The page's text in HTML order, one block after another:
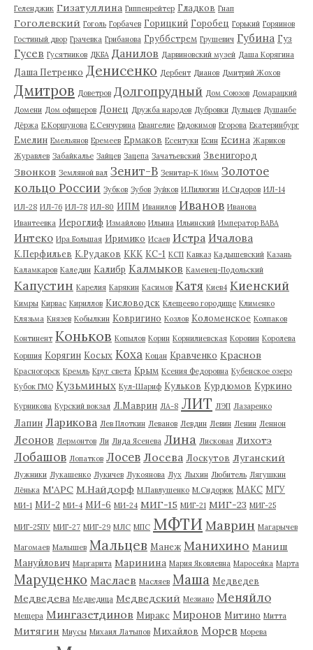
Геленджик Гизатуллина Гиппенрейтер Гладков Гнап
Гоголевский Гоголь Горбачев Горицкий Горобец Горький Горяинов
Гостиный двор Грачевка Грибанова Груббстрем Грушевич Губина Гуз
Гусев Гусятников ДКБА Данилов Дарвиновский музей Даша Корягина
Даша Петренко Денисенко Дербент Дианов Дмитрий Жохов
Дмитров Доветров Долгопрудный Дом Союзов Домарацкий
Домени Дом офицеров Донец Дружба народов Дубровки Дульцев Душанбе
Дёржа Е.Коршунова Е.Сенчурина Евангелие Евдокимов Егорова Екатеринбург
Емелин Емельянов Еремеев Ермаков Есентуки Есин Есина Жариков
Журавлев Забайкалье Зайцев Зацепа Зачатьевский Звенигород
Звонков Земляной вал Зенит-В Зенитар-К 16мм Золотое
кольцо России Зубков Зубов Зуйков И.Пилюгин И.Сидоров ИЛ-14
ИЛ-28 ИЛ-76 ИЛ-78 ИЛ-80 ИПМ Иванилов Иванов Иванова
Ивантеевка Иероглиф Измайлово Ильина Ильинский Император ВАВА
Интеко Ира Большая Иримико Исаев Истра Ичалова
К.Перфильев К.Рудаков ККК КС-1 КСП Кавказ Кадышевский Казань
Каламкаров Каледин Калибр Калмыков Каменец-Подольский
Капустин Карелия Карякин Касимов Катя Киев4 Киенский
Кимры Кирвас Кириллов Кисловодск Клещеево городище Клименко
Клязьма Князев Кобылкин Ковригино Козлов Коломенское Колпаков
Континент Коньков Копылов Корин Корнилиевская Коровин Королева
Коршия Корягин Косых Коха Коцан Кравченко Краснов
Красногорск Кремль Круг света Крым Ксения Федоровна Кубенское озеро
Кубок ГМО Кузьминых Кул-Шариф Кульков Курдюмов Куркино
Курникова Курский вокзал Л.Маврин ЛА-8 ЛИТ ЛЭП Лазаренко
Лапин Ларикова Лев Плоткин Леванов Левдин Левин Ленин Леннон
Леонов Лермонтов Ли Лида Ясенева Лина Лисковая Лихотэ
Лобашов Лопатков Лосев Лосева Лоскутов Луганский
Лужники Лукашенко Лукичев Лукоянова Лух Лыхин Любитель Лягушкин
Лёнька М'АРС М.Найдорф М.Павлушенко М.Сидорюк МАКС МГУ
МИ-1 МИ-2 МИ-4 МИ-6 МИ-24 МИГ-15 МИГ-21 МИГ-23 МИГ-25
МИГ-25ПУ МИГ-27 МИГ-29 МЛС МПС МФТИ Маврин Магарычев
Магомаев Малышев Мальцев Манеж Манихино Маниш
Мануйлович Маргарита Маринина Мария Яковлевна Маросейка Марта
Маруценко Маслаев Масляев Маша Медведев
Медведева Медведица Медведский Мезиано Меняйло
Мещера Мингазетдинов Миракс Миронов Митино Митта
Митягин Миусы Михаил Латыпов Михайлов Морев Морева